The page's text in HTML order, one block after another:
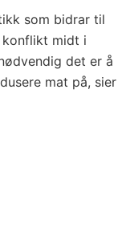
som bidrar til
midt i
det er å
mat på, sier